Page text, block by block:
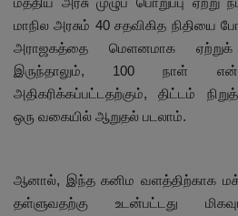
மாநில அரசும் 40 சதவிகித நிதியை
அராஜகத்தை மெளனமாக
இருந்தாலும், 100 நாள்
அதிகரிக்கப்பட்டதற்கும், திட்டம்
ஒரு வகையில் ஆறுதல் படலாம்.
ஆனால், இந்த கனிம வளத்திற்காக
தள்ளுவதற்கு உடன்பட்டது